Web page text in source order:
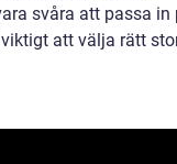
svåra att passa in
att välja rätt